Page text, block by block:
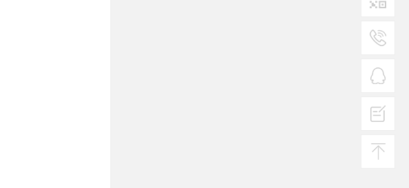
二维码
热线
客服
建议